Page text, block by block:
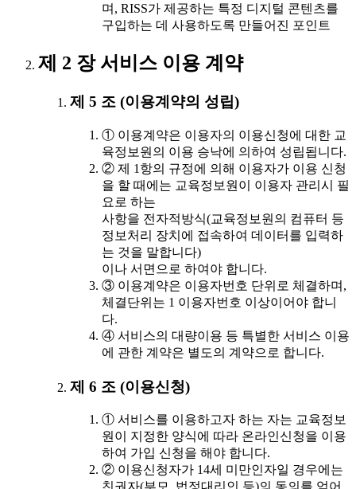
며, RISS가 제공하는 특정 디지털 콘텐츠를
구입하는 데 사용하도록 만들어진 포인트
제 2 장 서비스 이용 계약
제 5 조 (이용계약의 성립)
① 이용계약은 이용자의 이용신청에 대한 교
육정보원의 이용 승낙에 의하여 성립됩니다.
② 제 1항의 규정에 의해 이용자가 이용 신청
을 할 때에는 교육정보원이 이용자 관리시 필
요로 하는
사항을 전자적방식(교육정보원의 컴퓨터 등
정보처리 장치에 접속하여 데이터를 입력하
는 것을 말합니다)
이나 서면으로 하여야 합니다.
③ 이용계약은 이용자번호 단위로 체결하며,
체결단위는 1 이용자번호 이상이어야 합니
다.
④ 서비스의 대량이용 등 특별한 서비스 이용
에 관한 계약은 별도의 계약으로 합니다.
제 6 조 (이용신청)
① 서비스를 이용하고자 하는 자는 교육정보
원이 지정한 양식에 따라 온라인신청을 이용
하여 가입 신청을 해야 합니다.
② 이용신청자가 14세 미만인자일 경우에는